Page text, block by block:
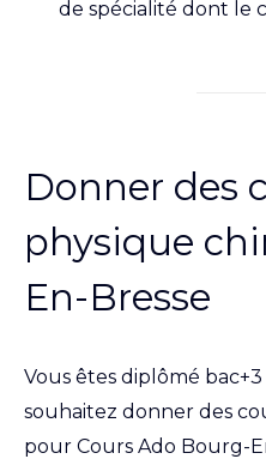
de spécialité dont le
Donner des
physique
En-Bresse
Vous êtes diplômé
souhaitez donner des
pour Cours Ado Bourg-